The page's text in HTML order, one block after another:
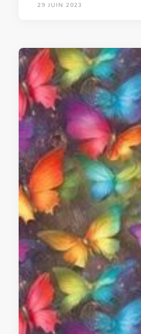
29 JUIN 2023